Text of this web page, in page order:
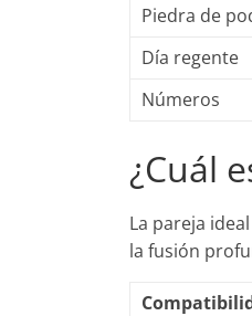
Piedra de
Día regente
Números
¿Cuál
La pareja
la fusión